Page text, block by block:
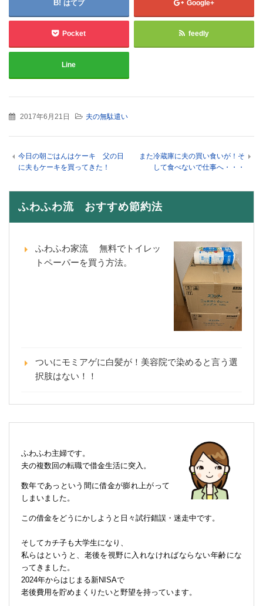
はてブ Google+
Pocket feedly
Line
2017年6月21日 夫の無駄遣い
今日の朝ごはんはケーキ 父の日
に夫もケーキを買ってきた！
また冷蔵庫に夫の買い食いが！そ
して食べないで仕事へ・・・
ふわふわ流 おすすめ節約法
ふわふわ家流 無料でトイレッ
トペーパーを買う方法。
ついにモミアゲに白髪が！美容院で染めると言う選
択肢はない！！
ふわふわ主婦です。
夫の複数回の転職で借金生活に突入。
数年であっという間に借金が膨れ上がって
しまいました。
この借金をどうにかしようと日々試行錯誤・迷走中です。
そしてカチ子も大学生になり、
私らはというと、老後を視野に入れなければならない年齢にな
ってきました。
2024年からはじまる新NISAで
老後費用を貯めまくりたいと野望を持っています。